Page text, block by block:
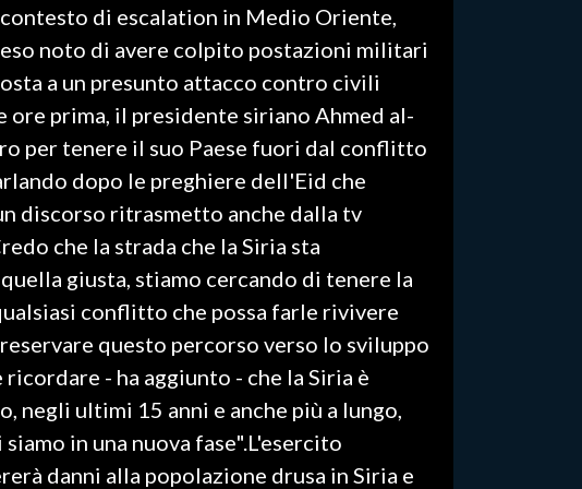
contesto di escalation in Medio Oriente,
noto di avere colpito postazioni militari
a un presunto attacco contro civili
ore prima, il presidente siriano Ahmed al-
per tenere il suo Paese fuori dal conflitto
dopo le preghiere dell'Eid che
discorso ritrasmetto anche dalla tv
che la strada che la Siria sta
giusta, stiamo cercando di tenere la
conflitto che possa farle rivivere
questo percorso verso lo sviluppo
- ha aggiunto - che la Siria è
negli ultimi 15 anni e anche più a lungo,
in una nuova fase".L'esercito
danni alla popolazione drusa in Siria e